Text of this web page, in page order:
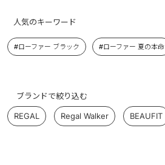
人気のキーワード
#ローファー ブラック #ローファー 夏の本命
ブランドで絞り込む
REGAL Regal Walker BEAUFIT